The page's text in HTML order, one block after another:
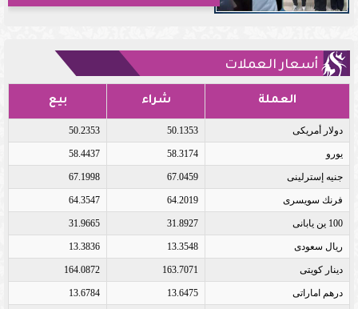
أسعار العملات
العملة شراء بيع
دولار أمريكى 50.1353
50.2353
يورو 58.3174
58.4437
جنيه إسترلينى 67.0459
67.1998
فرنك سويسرى 64.2019
64.3547
100 ين يابانى 31.8927
31.9665
ريال سعودى 13.3548
13.3836
دينار كويتى 163.7071
164.0872
درهم اماراتى 13.6475
13.6784